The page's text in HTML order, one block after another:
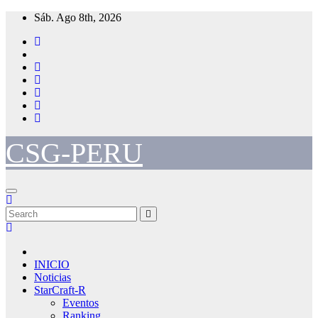
Skip
content
Sáb. Ago 8th, 2026
CSG-PERU
INICIO
Noticias
StarCraft-R
Eventos
Ranking